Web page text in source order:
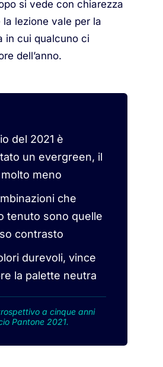
si vede con chiarezza
lezione vale per la
in cui qualcuno ci
dell’anno.
del 2021 è
un evergreen, il
meno
che
tenuto sono quelle
contrasto
durevoli, vince
la palette neutra
a cinque anni
Pantone 2021.